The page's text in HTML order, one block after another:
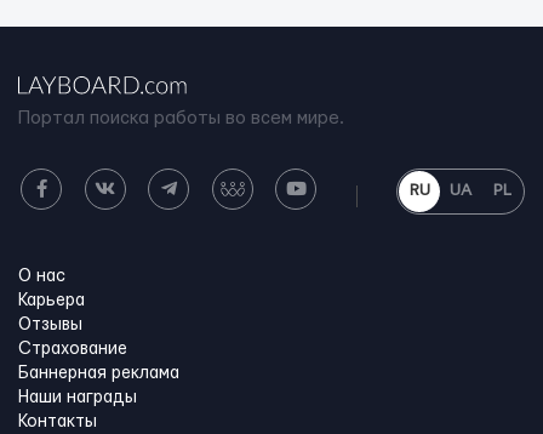
Портал поиска работы во всем мире.
RU UA PL
О нас
Карьера
Отзывы
Страхование
Баннерная реклама
Наши награды
Контакты